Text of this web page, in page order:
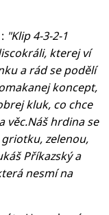
"Klip 4-3-2-1
kterej ví
a rád se podělí
koncept,
kluk, co chce
věc.Náš hrdina se
zelenou,
Příkazský a
nesmí na